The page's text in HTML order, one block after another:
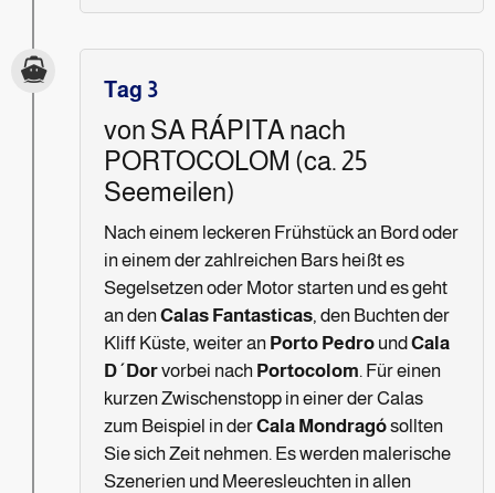
Tag 3
von SA RÁPITA nach
PORTOCOLOM (ca. 25
Seemeilen)
Nach einem leckeren Frühstück an Bord oder
in einem der zahlreichen Bars heißt es
Segelsetzen oder Motor starten und es geht
an denCalas Fantasticas, den Buchten der
Kliff Küste, weiter an Porto Pedro undCala
D´Dorvorbei nach Portocolom. Für einen
kurzen Zwischenstopp in einer der Calas
zum Beispiel in derCala Mondragósollten
Sie sich Zeit nehmen. Es werden malerische
Szenerien und Meeresleuchten in allen